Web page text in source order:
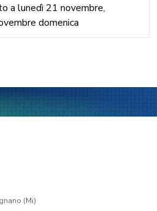
a lunedì 21 novembre,
domenica
(Mi)